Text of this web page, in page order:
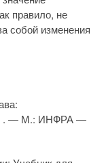
правило, не
собой изменения
. — М.: ИНФРА —